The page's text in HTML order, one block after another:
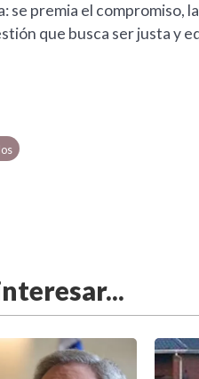
se premia el compromiso,
que busca ser justa y